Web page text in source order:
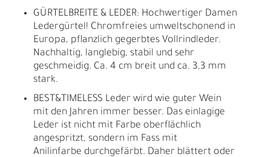
GÜRTELBREITE & LEDER: Hochwertiger Damen
Ledergürtel! Chromfreies umweltschonend in
Europa, pflanzlich gegerbtes Vollrindleder.
Nachhaltig, langlebig, stabil und sehr
geschmeidig. Ca. 4 cm breit und ca. 3,3 mm
stark.
BEST&TIMELESS Leder wird wie guter Wein
mit den Jahren immer besser. Das einlagige
Leder ist nicht mit Farbe oberflächlich
angespritzt, sondern im Fass mit
Anilinfarbe durchgefärbt. Daher blättert oder